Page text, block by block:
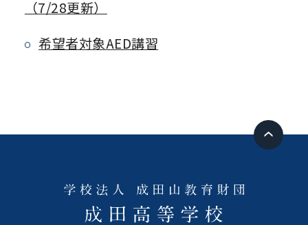
（7/28更新）
希望者対象AED講習